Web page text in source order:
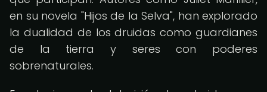
en su novela "Hijos de la Selva", han explorado
la dualidad de los druidas como guardianes
de la tierra y seres con poderes
sobrenaturales.